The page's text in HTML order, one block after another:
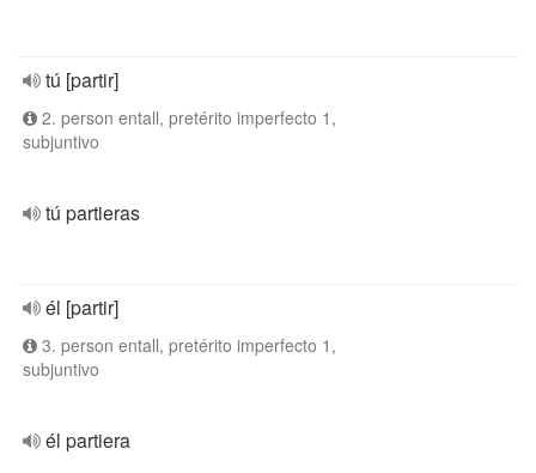
tú [partir]
2. person entall, pretérito imperfecto 1,
subjuntivo
tú partieras
él [partir]
3. person entall, pretérito imperfecto 1,
subjuntivo
él partiera